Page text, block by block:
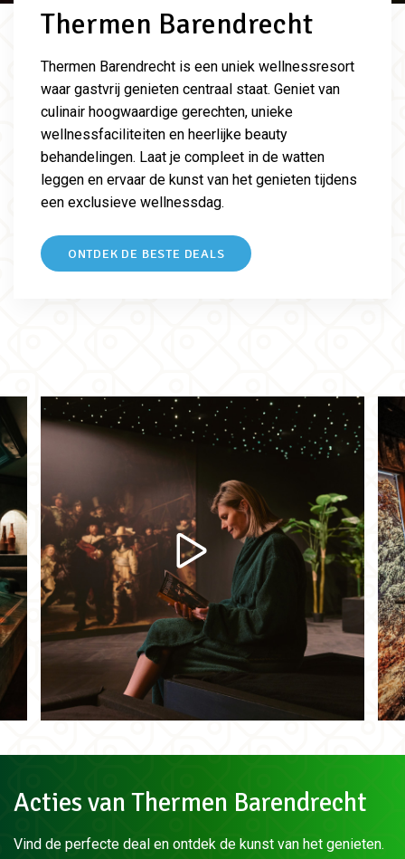
Thermen Barendrecht
Thermen Barendrecht is een uniek wellnessresort
waar gastvrij genieten centraal staat. Geniet van
culinair hoogwaardige gerechten, unieke
wellnessfaciliteiten en heerlijke beauty
behandelingen. Laat je compleet in de watten
leggen en ervaar de kunst van het genieten tijdens
een exclusieve wellnessdag.
ONTDEK DE BESTE DEALS
Acties van Thermen Barendrecht
Vind de perfecte deal en ontdek de kunst van het genieten.